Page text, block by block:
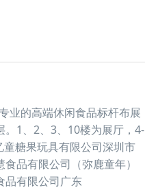
业的高端休闲食品标杆布展
1、2、3、10楼为展厅，4-
糖果玩具有限公司深圳市
品有限公司（弥鹿童年）
品有限公司广东